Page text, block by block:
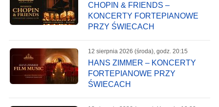
CHOPIN & FRIENDS –
KONCERTY FORTEPIANOWE
PRZY ŚWIECACH
12 sierpnia 2026 (środa), godz. 20:15
HANS ZIMMER – KONCERTY
FORTEPIANOWE PRZY
ŚWIECACH